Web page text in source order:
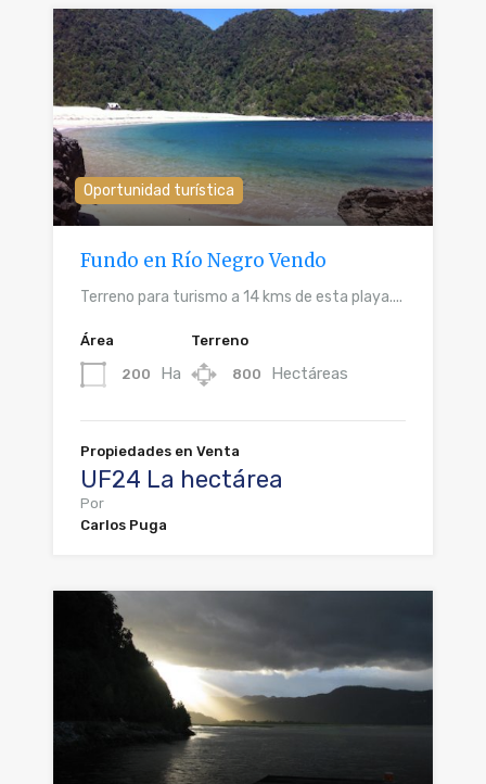
Oportunidad turística
Fundo en Río Negro Vendo
Terreno para turismo a 14 kms de esta playa....
Área
200 Ha
Terreno
800 Hectáreas
Propiedades en Venta
UF24 La hectárea
Por
Carlos Puga